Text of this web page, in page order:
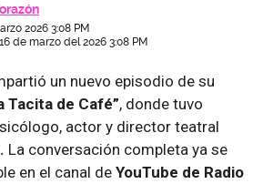
2026 3:08 PM
de marzo del 2026 3:08 PM
un nuevo episodio de su
Tacita de Café”, donde tuvo
actor y director teatral
La conversación completa ya se
en el canal de YouTube de Radio